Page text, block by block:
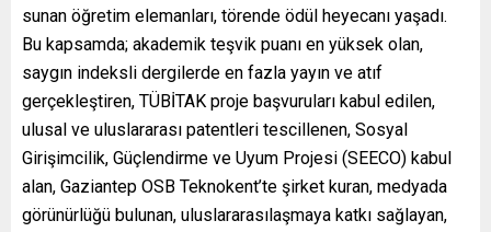
sunan öğretim elemanları, törende ödül heyecanı yaşadı.
Bu kapsamda; akademik teşvik puanı en yüksek olan,
saygın indeksli dergilerde en fazla yayın ve atıf
gerçekleştiren, TÜBİTAK proje başvuruları kabul edilen,
ulusal ve uluslararası patentleri tescillenen, Sosyal
Girişimcilik, Güçlendirme ve Uyum Projesi (SEECO) kabul
alan, Gaziantep OSB Teknokent’te şirket kuran, medyada
görünürlüğü bulunan, uluslararasılaşmaya katkı sağlayan,